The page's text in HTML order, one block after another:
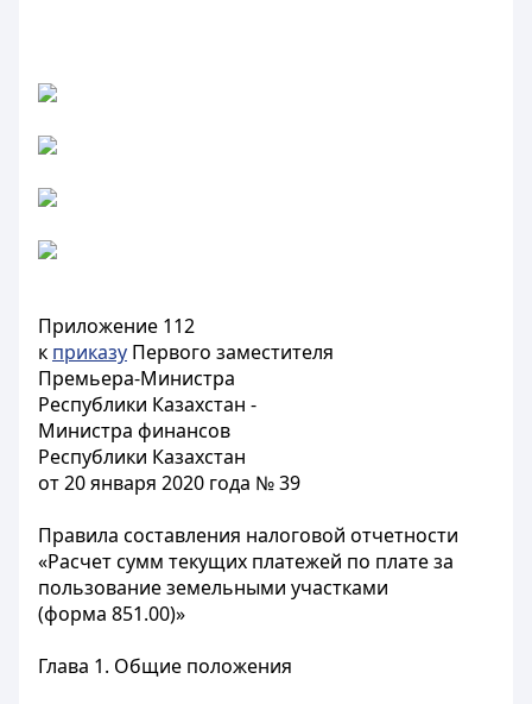
Приложение 112
к приказу Первого заместителя
Премьера-Министра
Республики Казахстан -
Министра финансов
Республики Казахстан
от 20 января 2020 года № 39
Правила составления налоговой отчетности
«Расчет сумм текущих платежей по плате за
пользование земельными участками
(форма 851.00)»
Глава 1. Общие положения